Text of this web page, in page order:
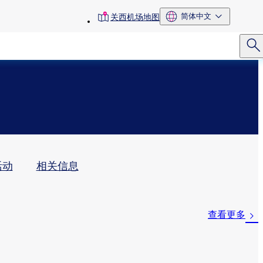
toolbar关西机场地图 简体中文
相关信息
查看更多